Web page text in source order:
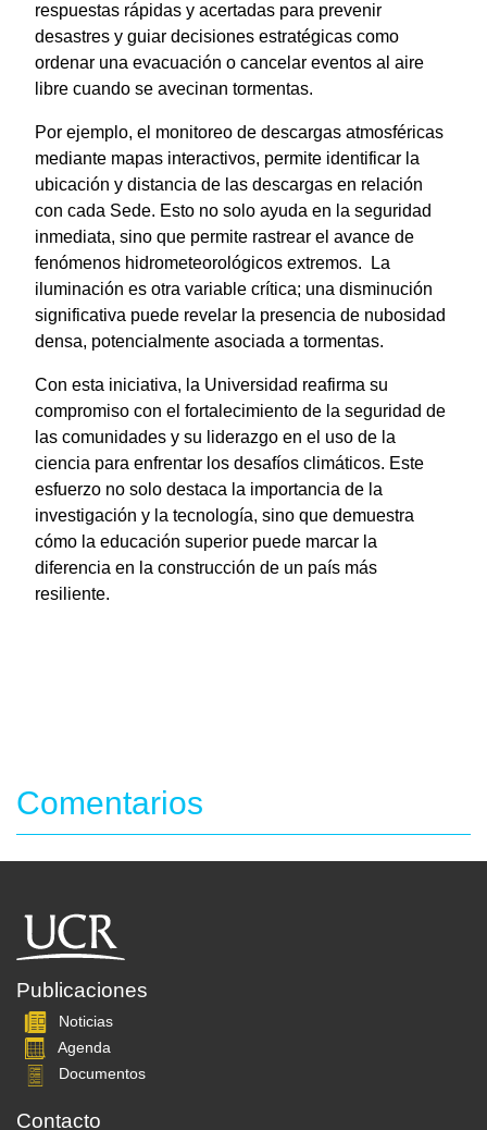
respuestas rápidas y acertadas para prevenir
desastres y guiar decisiones estratégicas como
ordenar una evacuación o cancelar eventos al aire
libre cuando se avecinan tormentas.
Por ejemplo, el monitoreo de descargas atmosféricas
mediante mapas interactivos, permite identificar la
ubicación y distancia de las descargas en relación
con cada Sede. Esto no solo ayuda en la seguridad
inmediata, sino que permite rastrear el avance de
fenómenos hidrometeorológicos extremos. La
iluminación es otra variable crítica; una disminución
significativa puede revelar la presencia de nubosidad
densa, potencialmente asociada a tormentas.
Con esta iniciativa, la Universidad reafirma su
compromiso con el fortalecimiento de la seguridad de
las comunidades y su liderazgo en el uso de la
ciencia para enfrentar los desafíos climáticos. Este
esfuerzo no solo destaca la importancia de la
investigación y la tecnología, sino que demuestra
cómo la educación superior puede marcar la
diferencia en la construcción de un país más
resiliente.
Comentarios
Publicaciones
Noticias
Agenda
Documentos
Contacto